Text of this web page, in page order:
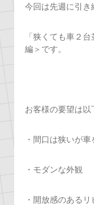
今回は先週に引き
「狭くても車２
編＞です。
お客様の要望は以
・間口は狭いが
・モダンな外観
・開放感のある